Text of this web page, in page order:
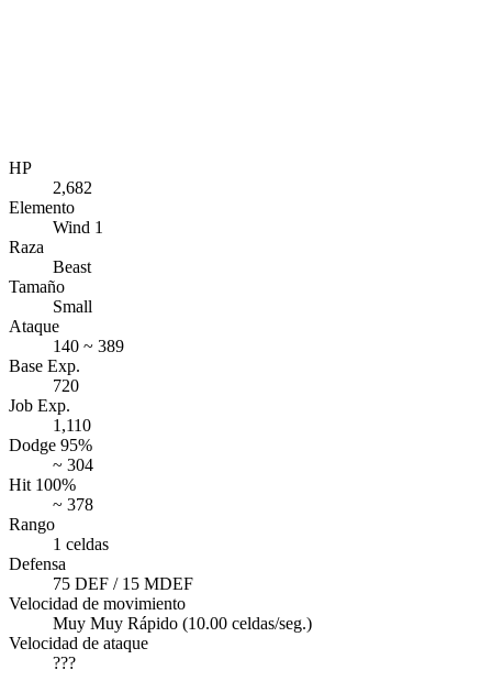
HP
2,682
Elemento
Wind 1
Raza
Beast
Tamaño
Small
Ataque
140 ~ 389
Base Exp.
720
Job Exp.
1,110
Dodge 95%
~ 304
Hit 100%
~ 378
Rango
1 celdas
Defensa
75 DEF / 15 MDEF
Velocidad de movimiento
Muy Muy Rápido (10.00 celdas/seg.)
Velocidad de ataque
???